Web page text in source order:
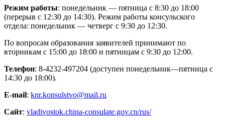
Режим работы: понедельник — пятница с 8:30 до 18:00
(перерыв с 12:30 до 14:30). Режим работы консульского
отдела: понедельник — четверг с 9:30 до 12:30.
По вопросам образования заявителей принимают по
вторникам с 15:00 до 18:00 и пятницам с 9:30 до 12:00.
Телефон: 8-4232-497204 (доступен понедельник—пятница с
14:30 до 18:00).
E-mail: knr.konsulstvo@mail.ru
Сайт: vladivostok.china-consulate.gov.cn/rus/